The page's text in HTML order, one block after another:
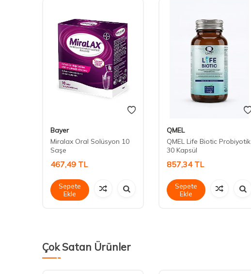
Bayer
Miralax Oral Solüsyon 10
Saşe
467,49 TL
Sepete
Ekle
QMEL
QMEL Life Biotic Probiyotik
30 Kapsül
857,34TL
Sepete
Ekle
Çok Satan Ürünler